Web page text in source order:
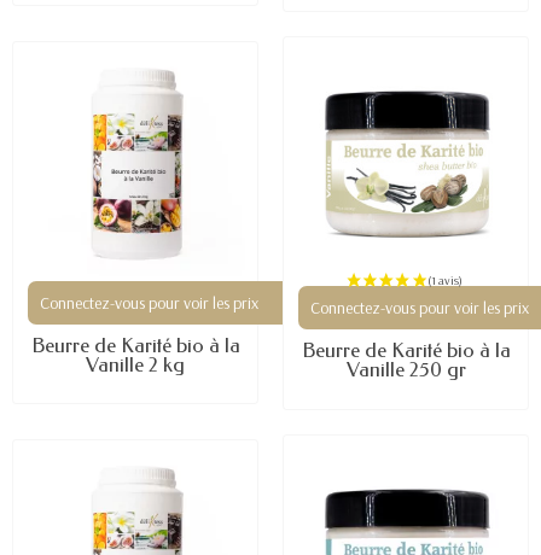
Connectez-vous pour voir les prix
Beurre de Karité bio à la
Vanille 2 kg
Connectez-vous pour voir les prix
Beurre de Karité bio à la
Vanille 250 gr